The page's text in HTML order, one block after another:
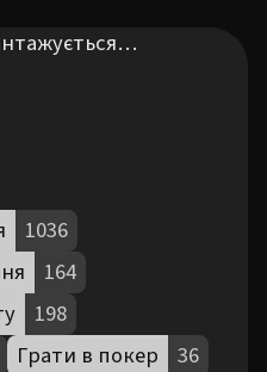
1036
164
198
Грати в покер
36